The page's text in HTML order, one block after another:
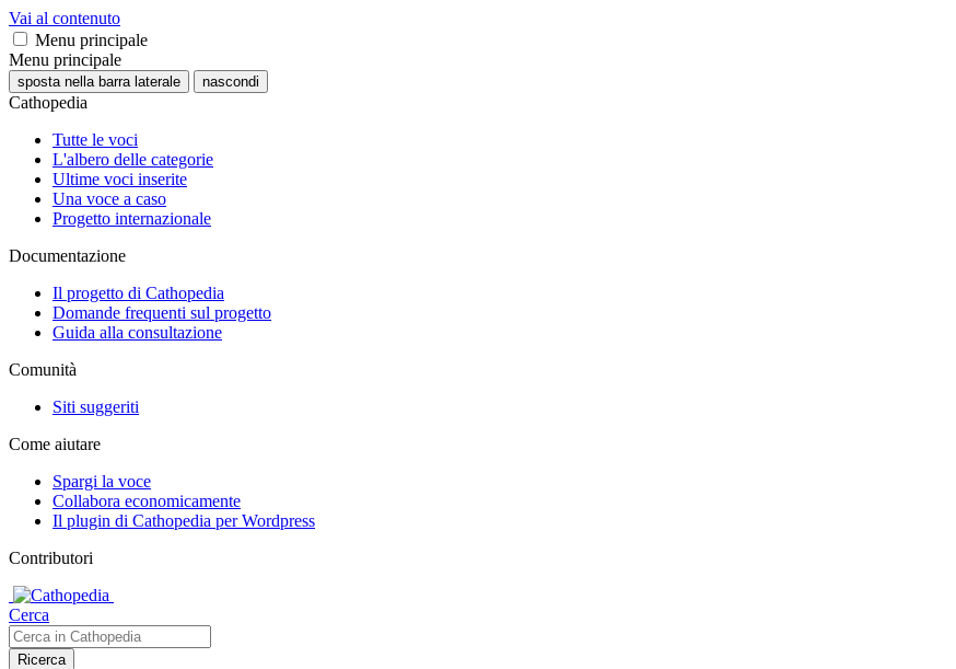
Vai al contenuto
Menu principale
Menu principale
sposta nella barra laterale nascondi
Cathopedia
Tutte le voci
L'albero delle categorie
Ultime voci inserite
Una voce a caso
Progetto internazionale
Documentazione
Il progetto di Cathopedia
Domande frequenti sul progetto
Guida alla consultazione
Comunità
Siti suggeriti
Come aiutare
Spargi la voce
Collabora economicamente
Il plugin di Cathopedia per Wordpress
Contributori
Cerca
Ricerca